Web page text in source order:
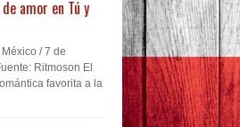
amor en Tú y
/ 7 de
Ritmoson El
favorita a la